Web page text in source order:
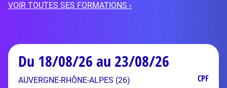
VOIR TOUTES SES FORMATIONS ›
Du 18/08/26 au 23/08/26
AUVERGNE-RHÔNE-ALPES (26) CPF